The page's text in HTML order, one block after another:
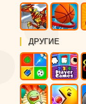
ДРУГИЕ